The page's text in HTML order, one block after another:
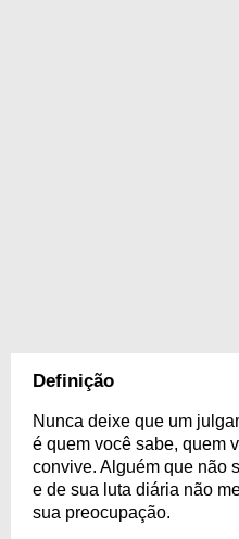
Definição
Nunca deixe que um
é quem você sabe, quem
convive. Alguém que não
e de sua luta diária não
sua preocupação.